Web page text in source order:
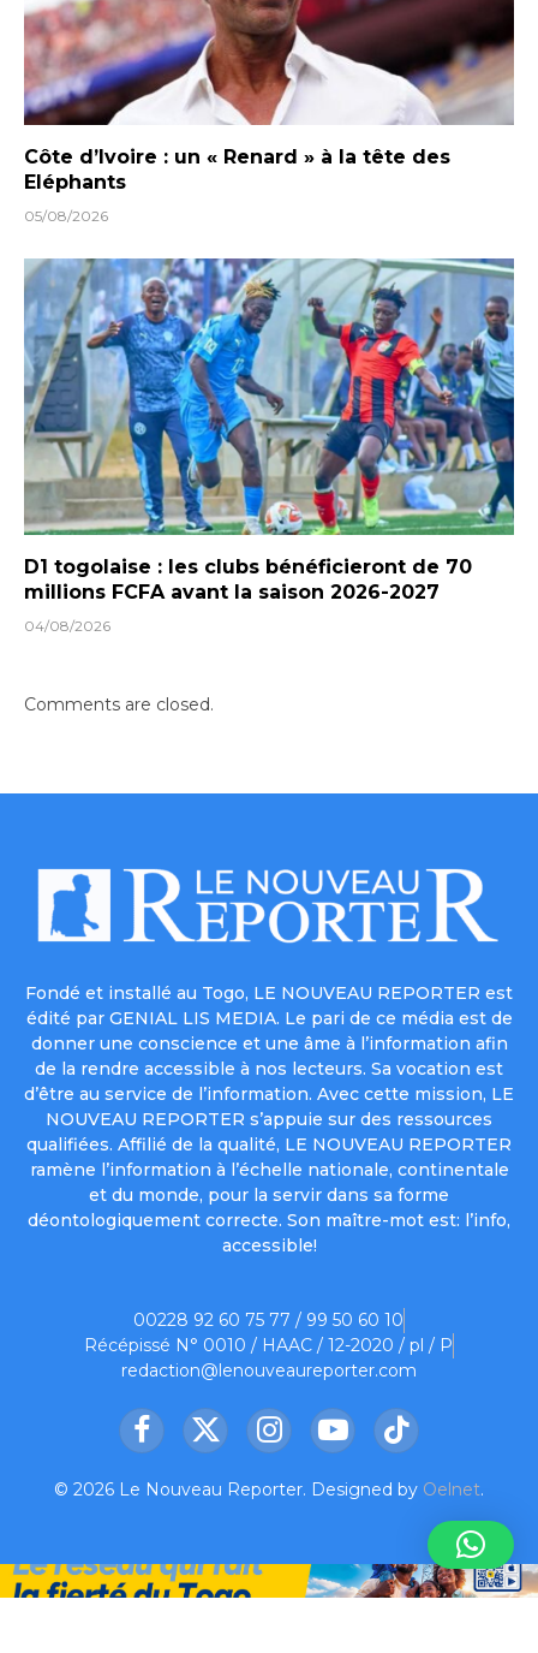
Côte d’Ivoire : un « Renard » à la tête des
Eléphants
05/08/2026
D1 togolaise : les clubs bénéficieront de 70
millions FCFA avant la saison 2026-2027
04/08/2026
Comments are closed.
Fondé et installé au Togo, LE NOUVEAU REPORTER est
édité par GENIAL LIS MEDIA. Le pari de ce média est de
donner une conscience et une âme à l’information afin
de la rendre accessible à nos lecteurs. Sa vocation est
d’être au service de l’information. Avec cette mission, LE
NOUVEAU REPORTER s’appuie sur des ressources
qualifiées. Affilié de la qualité, LE NOUVEAU REPORTER
ramène l’information à l’échelle nationale, continentale
et du monde, pour la servir dans sa forme
déontologiquement correcte. Son maître-mot est: l’info,
accessible!
00228 92 60 75 77 / 99 50 60 10
Récépissé N° 0010 / HAAC / 12-2020 / pl / P
redaction@lenouveaureporter.com
Facebook
X
InstagramYouTubeTikTok
© 2026 Le Nouveau Reporter. Designed by Oelnet.